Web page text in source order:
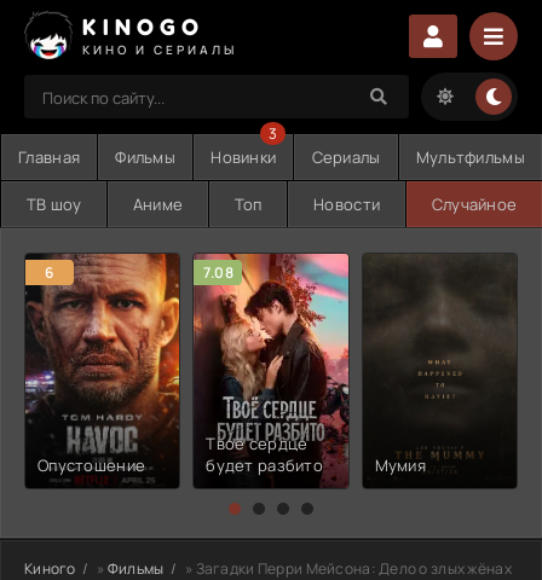
KINOGO
КИНО И СЕРИАЛЫ
Главная Фильмы Новинки
3
Сериалы Мультфильмы
ТВ шоу Аниме Топ Новости Случайное
6
Опустошение
7.08
Твоё сердце
будет разбито
Мумия
Киного » Фильмы » Загадки Перри Мейсона: Дело о злых жёнах